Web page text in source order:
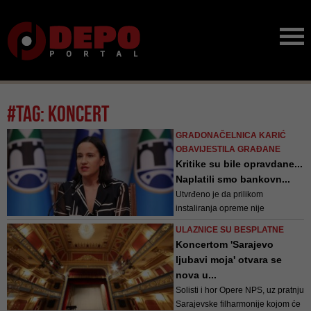
#tag: koncert
GRADONAČELNICA KARIĆ
OBAVIJESTILA GRAĐANE
Kritike su bile opravdane...
Naplatili smo bankovn...
Utvrđeno je da prilikom
instaliranja opreme nije
koji je bio predmet ozvučavanja
od Vječne vatre do Radićeve
ulice - pojasnila je
gradonačelnica Karić
ULAZNICE SU BESPLATNE
Koncertom 'Sarajevo
ljubavi moja' otvara se
nova u...
Solisti i hor Opere NPS, uz pratnju
Sarajevske filharmonije kojom će